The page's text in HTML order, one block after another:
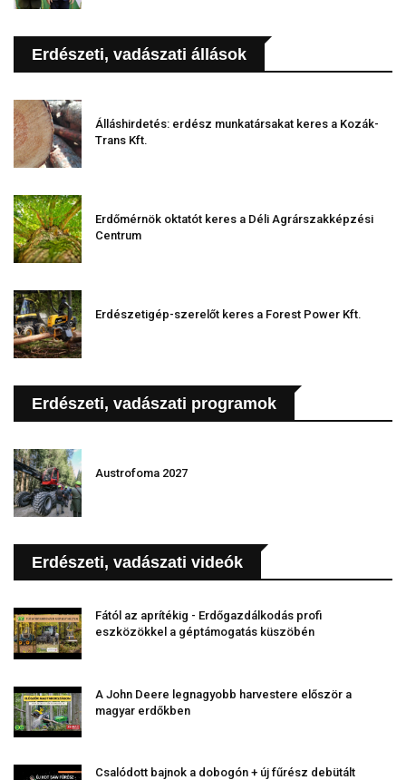
Erdészeti, vadászati állások
Álláshirdetés: erdész munkatársakat keres a Kozák-
Trans Kft.
Erdőmérnök oktatót keres a Déli Agrárszakképzési
Centrum
Erdészetigép-szerelőt keres a Forest Power Kft.
Erdészeti, vadászati programok
Austrofoma 2027
Erdészeti, vadászati videók
Fától az aprítékig - Erdőgazdálkodás profi
eszközökkel a géptámogatás küszöbén
A John Deere legnagyobb harvestere először a
magyar erdőkben
Csalódott bajnok a dobogón + új fűrész debütált